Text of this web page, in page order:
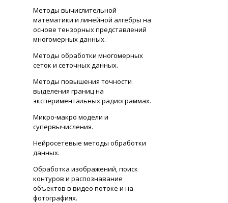
Методы вычислительной
математики и линейной алгебры на
основе тензорных представлений
многомерных данных.
Методы обработки многомерных
сеток и сеточных данных.
Методы повышения точности
выделения границ на
экспериментальных радиограммах.
Микро-макро модели и
супервычисления.
Нейросетевые методы обработки
данных.
Обработка изображений, поиск
контуров и распознавание
объектов в видео потоке и на
фотографиях.